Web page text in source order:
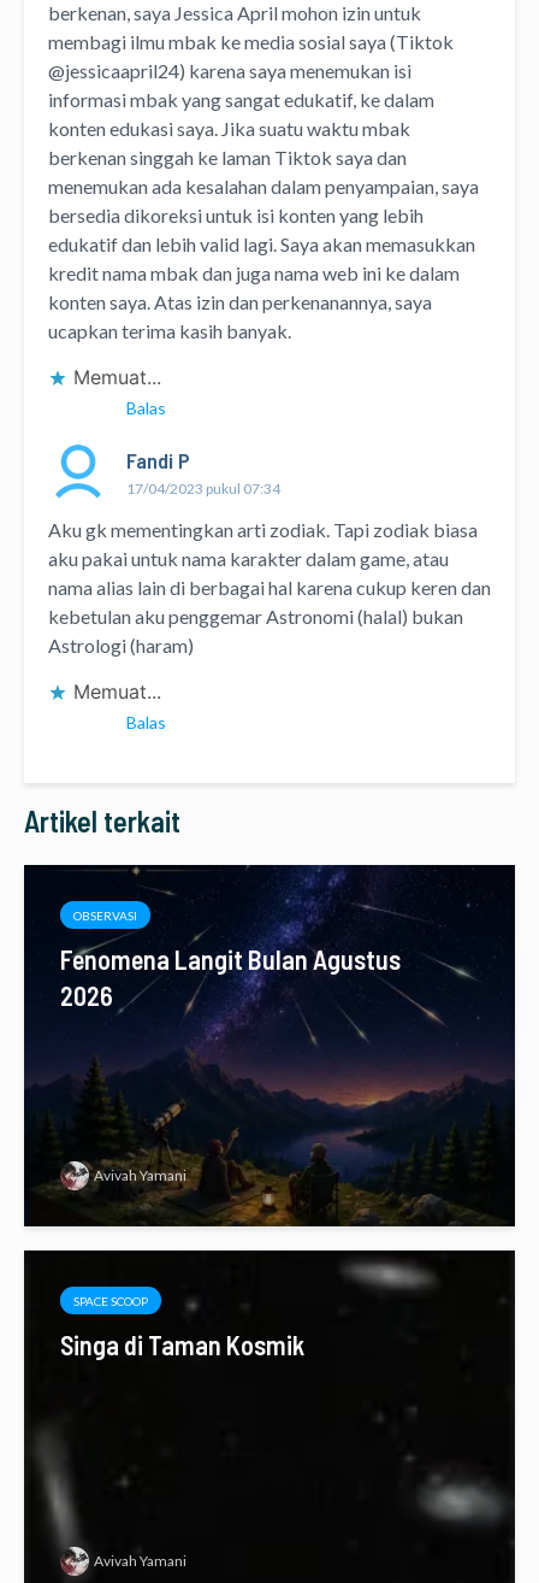
berkenan, saya Jessica April mohon izin untuk
membagi ilmu mbak ke media sosial saya (Tiktok
@jessicaapril24) karena saya menemukan isi
informasi mbak yang sangat edukatif, ke dalam
konten edukasi saya. Jika suatu waktu mbak
berkenan singgah ke laman Tiktok saya dan
menemukan ada kesalahan dalam penyampaian, saya
bersedia dikoreksi untuk isi konten yang lebih
edukatif dan lebih valid lagi. Saya akan memasukkan
kredit nama mbak dan juga nama web ini ke dalam
konten saya. Atas izin dan perkenanannya, saya
ucapkan terima kasih banyak.
Memuat...
Balas
Fandi P
17/04/2023 pukul 07:34
Aku gk mementingkan arti zodiak. Tapi zodiak biasa
aku pakai untuk nama karakter dalam game, atau
nama alias lain di berbagai hal karena cukup keren dan
kebetulan aku penggemar Astronomi (halal) bukan
Astrologi (haram)
Memuat...
Balas
Artikel terkait
OBSERVASI
Fenomena Langit Bulan Agustus
2026
Avivah Yamani
SPACE SCOOP
Singa di Taman Kosmik
Avivah Yamani